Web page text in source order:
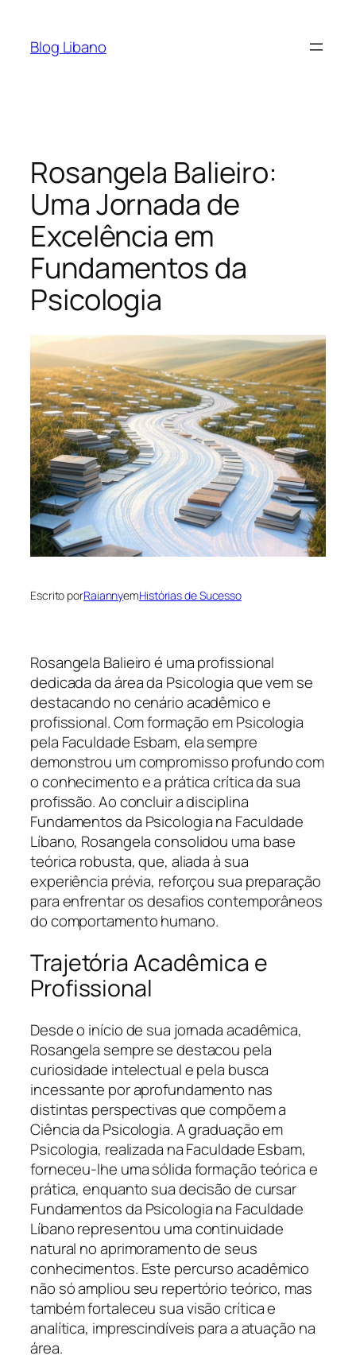
Blog Libano
Rosangela Balieiro:
Uma Jornada de
Excelência em
Fundamentos da
Psicologia
Escrito porRaiannyemHistórias de Sucesso
Rosangela Balieiro é uma profissional
dedicada da área da Psicologia que vem se
destacando no cenário acadêmico e
profissional. Com formação em Psicologia
pela Faculdade Esbam, ela sempre
demonstrou um compromisso profundo com
o conhecimento e a prática crítica da sua
profissão. Ao concluir a disciplina
Fundamentos da Psicologia na Faculdade
Líbano, Rosangela consolidou uma base
teórica robusta, que, aliada à sua
experiência prévia, reforçou sua preparação
para enfrentar os desafios contemporâneos
do comportamento humano.
Trajetória Acadêmica e
Profissional
Desde o início de sua jornada acadêmica,
Rosangela sempre se destacou pela
curiosidade intelectual e pela busca
incessante por aprofundamento nas
distintas perspectivas que compõem a
Ciência da Psicologia. A graduação em
Psicologia, realizada na Faculdade Esbam,
forneceu-lhe uma sólida formação teórica e
prática, enquanto sua decisão de cursar
Fundamentos da Psicologia na Faculdade
Líbano representou uma continuidade
natural no aprimoramento de seus
conhecimentos. Este percurso acadêmico
não só ampliou seu repertório teórico, mas
também fortaleceu sua visão crítica e
analítica, imprescindíveis para a atuação na
área.